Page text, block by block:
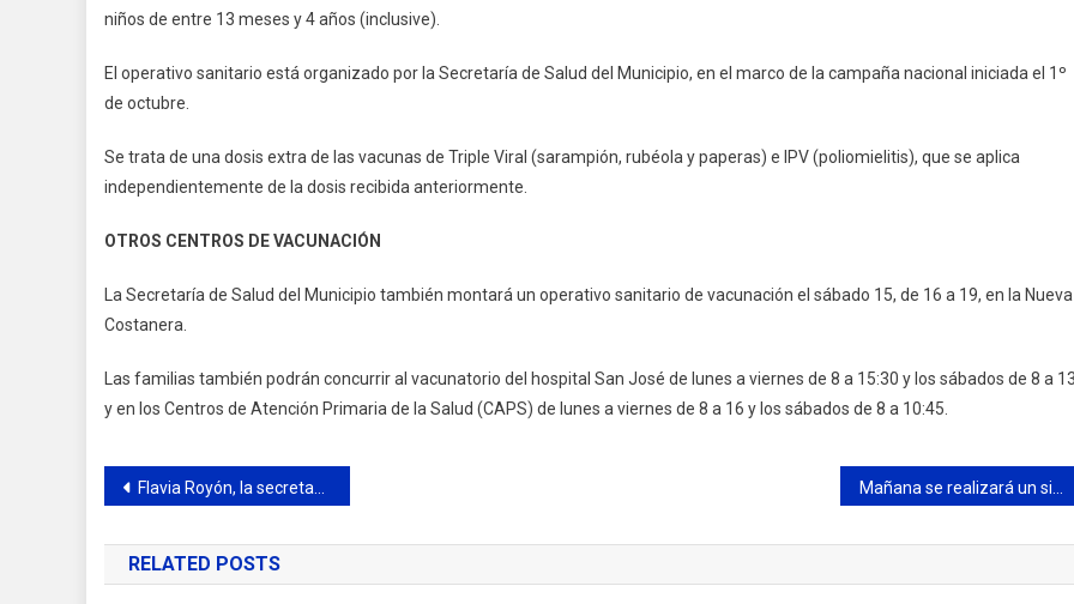
niños de entre 13 meses y 4 años (inclusive).
El operativo sanitario está organizado por la Secretaría de Salud del Municipio, en el marco de la campaña nacional iniciada el 1º
de octubre.
Se trata de una dosis extra de las vacunas de Triple Viral (sarampión, rubéola y paperas) e IPV (poliomielitis), que se aplica
independientemente de la dosis recibida anteriormente.
OTROS CENTROS DE VACUNACIÓN
La Secretaría de Salud del Municipio también montará un operativo sanitario de vacunación el sábado 15, de 16 a 19, en la Nueva
Costanera.
Las familias también podrán concurrir al vacunatorio del hospital San José de lunes a viernes de 8 a 15:30 y los sábados de 8 a
y en los Centros de Atención Primaria de la Salud (CAPS) de lunes a viernes de 8 a 16 y los sábados de 8 a 10:45.
Navegación
de
entradas
Flavia Royón, la secretaria de Energía de la Nación, visitó la refinería de AXION energy en Campana
RELATED POSTS